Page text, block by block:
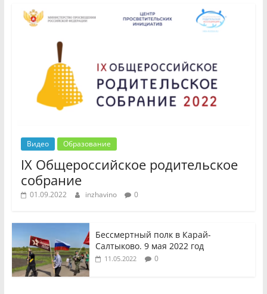
Видео Образование
IX Общероссийское родительское
собрание
01.09.2022 inzhavino 0
Бессмертный полк в Карай-
Салтыково. 9 мая 2022 год
11.05.2022 0